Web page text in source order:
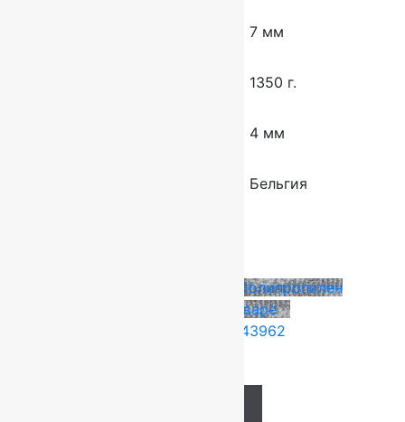
7 мм
1350 г.
4 мм
Бельгия
Полипропилен
Подробнее о товаре
Ковролин Planet 43962